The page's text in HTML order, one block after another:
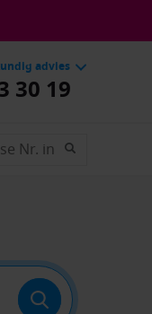
advies
30 19